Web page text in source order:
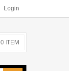
Login
0 ITEM